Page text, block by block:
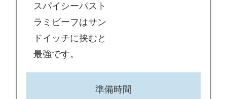
スパイシーパスト
ラミビーフはサン
ドイッチに挟むと
最強です。
準備時間